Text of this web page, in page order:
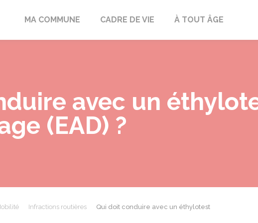
Grangermont
MA COMMUNE CADRE DE VIE À TOUT ÂGE
avec un
(EAD) ?
Infractions routières
Qui doit conduire avec un éthylotest